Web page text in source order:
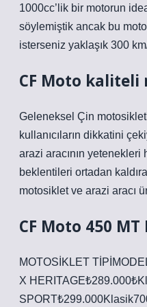
1000cc’lik bir motorun
söylemiştik ancak bu
isterseniz yaklaşık 300
CF Moto kaliteli
Geleneksel Çin
kullanıcıların dikkatini
arazi aracının yetenekleri
beklentileri ortadan
motosiklet ve arazi aracı
CF Moto 450 MT
MOTOSİKLET
X